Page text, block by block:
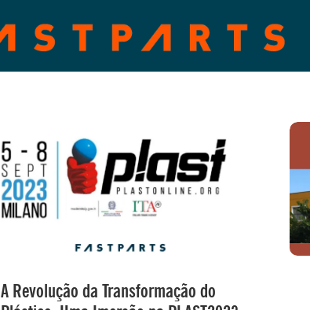
A Revolução da Transformação do